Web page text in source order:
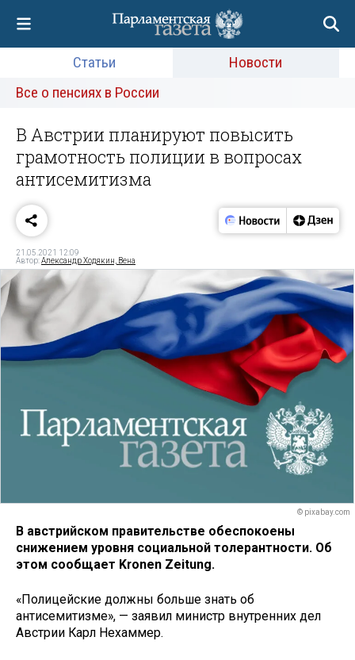
Статьи
Новости
Все о пенсиях в России
В Австрии планируют повысить
грамотность полиции в вопросах
антисемитизма
21.05.2021 12:09
Автор:Александр Ходякин, Вена
© pixabay.com
В австрийском правительстве обеспокоены
снижением уровня социальной толерантности. Об
этом сообщает Kronen Zeitung.
«Полицейские должны больше знать об
антисемитизме», — заявил министр внутренних дел
Австрии Карл Нехаммер.